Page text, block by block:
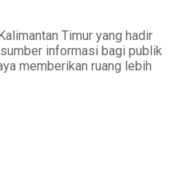
Timur yang hadir
informasi bagi publik
memberikan ruang lebih